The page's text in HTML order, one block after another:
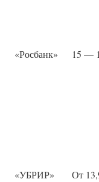
«Росбанк» 15 —
«УБРИР» От